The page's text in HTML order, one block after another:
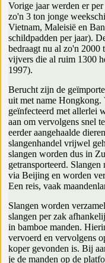
Vorige jaar werden er
zo'n 3 ton jonge
Vietnam, Maleisië en
schildpadden per jaar).
bedraagt nu al zo'n 2000
vijvers die al ruim 1300
1997).
Berucht zijn de
uit met name
geïnfecteerd met allerlei
aan om vervolgens snel
eerder aangehaalde
slangenhandel vrijwel
slangen worden dus in
getransporteerd.
via Beijing en worden
Een reis, vaak
Slangen worden
slangen per zak
in bamboe manden.
vervoerd en vervolgens
koper gevonden is. Bij
je de manden op de